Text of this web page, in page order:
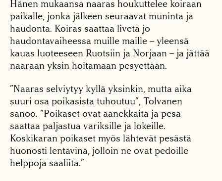
Hänen mukaansa naaras houkuttelee koiraan
paikalle, jonka jälkeen seuraavat muninta ja
haudonta. Koiras saattaa livetä jo
haudontavaiheessa muille maille – yleensä
kauas luoteeseen Ruotsiin ja Norjaan – ja jättää
naaraan yksin hoitamaan pesyettään.
”Naaras selviytyy kyllä yksinkin, mutta aika
suuri osa poikasista tuhoutuu”, Tolvanen
sanoo. ”Poikaset ovat äänekkäitä ja pesä
saattaa paljastua variksille ja lokeille.
Koskikaran poikaset myös lähtevät pesästä
huonosti lentävinä, jolloin ne ovat pedoille
helppoja saaliita.”